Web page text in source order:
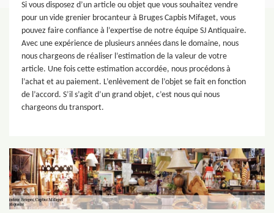
Si vous disposez d’un article ou objet que vous souhaitez vendre
pour un vide grenier brocanteur à Bruges Capbis Mifaget, vous
pouvez faire confiance à l’expertise de notre équipe SJ Antiquaire.
Avec une expérience de plusieurs années dans le domaine, nous
nous chargeons de réaliser l’estimation de la valeur de votre
article. Une fois cette estimation accordée, nous procédons à
l’achat et au paiement. L’enlèvement de l’objet se fait en fonction
de l’accord. S’il s’agit d’un grand objet, c’est nous qui nous
chargeons du transport.